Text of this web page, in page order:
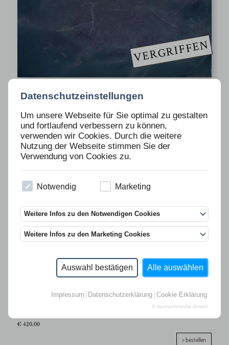
Datenschutzeinstellungen
Um unsere Webseite für Sie optimal zu gestalten
und fortlaufend verbessern zu können,
verwenden wir Cookies. Durch die weitere
Nutzung der Webseite stimmen Sie der
Verwendung von Cookies zu.
Notwendig Marketing
Weitere Infos zu den Notwendigen Cookies
Weitere Infos zu den Marketing Cookies
Auswahl bestätigen Alle auswählen
Impressum Datenschutzerklärung Cookie Erklärung
© raumzeitmedia GmbH
VERGRIFFEN
für Ausgabe 86
€ 420.00
> bestellen